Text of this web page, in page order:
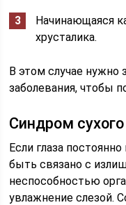
Начинающаяся
хрусталика.
В этом случае нужно
заболевания, чтобы
Синдром сухого
Если глаза
быть связано с
неспособностью
увлажнение слезой.